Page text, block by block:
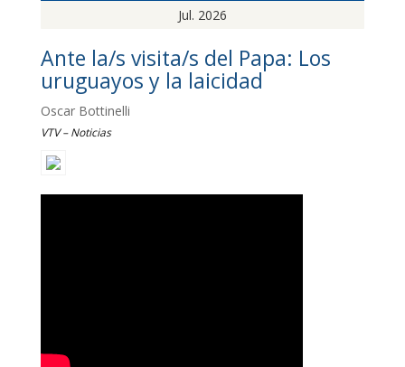
Jul. 2026
Ante la/s visita/s del Papa: Los
uruguayos y la laicidad
Oscar Bottinelli
VTV – Noticias